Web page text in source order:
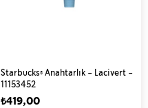
Starbucks® Anahtarlık - Lacivert -
11153452
₺419,00